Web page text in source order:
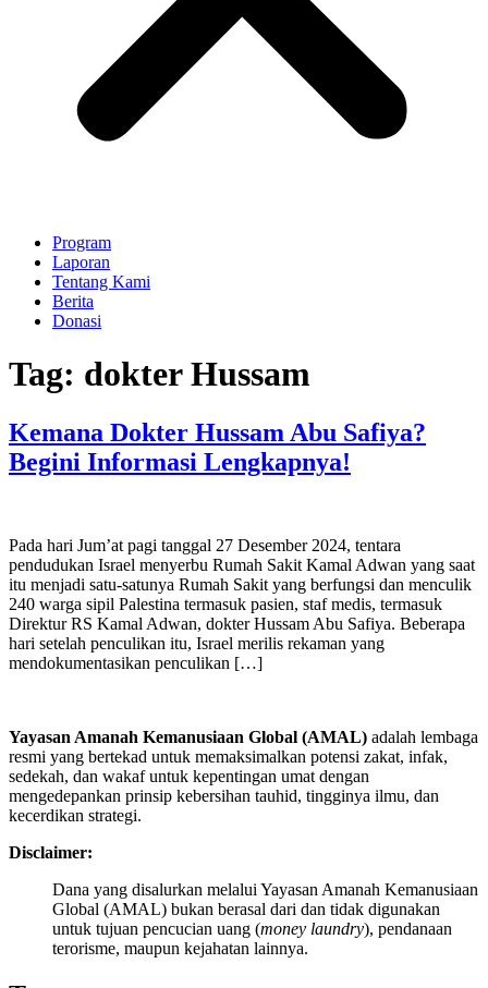
Program
Laporan
Tentang Kami
Berita
Donasi
Tag: dokter Hussam
Kemana Dokter Hussam Abu Safiya?
Begini Informasi Lengkapnya!
Pada hari Jum’at pagi tanggal 27 Desember 2024, tentara
pendudukan Israel menyerbu Rumah Sakit Kamal Adwan yang saat
itu menjadi satu-satunya Rumah Sakit yang berfungsi dan menculik
240 warga sipil Palestina termasuk pasien, staf medis, termasuk
Direktur RS Kamal Adwan, dokter Hussam Abu Safiya. Beberapa
hari setelah penculikan itu, Israel merilis rekaman yang
mendokumentasikan penculikan […]
Yayasan Amanah Kemanusiaan Global (AMAL) adalah lembaga
resmi yang bertekad untuk memaksimalkan potensi zakat, infak,
sedekah, dan wakaf untuk kepentingan umat dengan
mengedepankan prinsip kebersihan tauhid, tingginya ilmu, dan
kecerdikan strategi.
Disclaimer:
Dana yang disalurkan melalui Yayasan Amanah Kemanusiaan
Global (AMAL) bukan berasal dari dan tidak digunakan
untuk tujuan pencucian uang (money laundry), pendanaan
terorisme, maupun kejahatan lainnya.